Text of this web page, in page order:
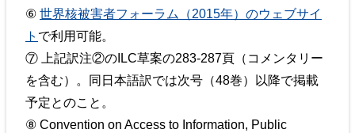
⑥ 世界核被害者フォーラム（2015年）のウェブサイ
ト で利用可能。
⑦ 上記訳注②のILC草案の283-287頁（コメンタリー
を含む）。同日本語訳では次号（48巻）以降で掲載
予定とのこと。
⑧ Convention on Access to Information, Public